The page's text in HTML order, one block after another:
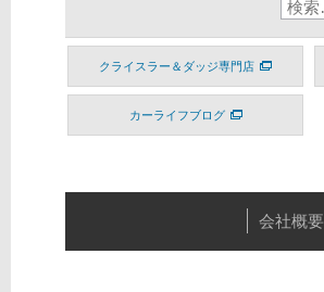
クライスラー＆ダッジ専門店
カーライフブログ
会社概要